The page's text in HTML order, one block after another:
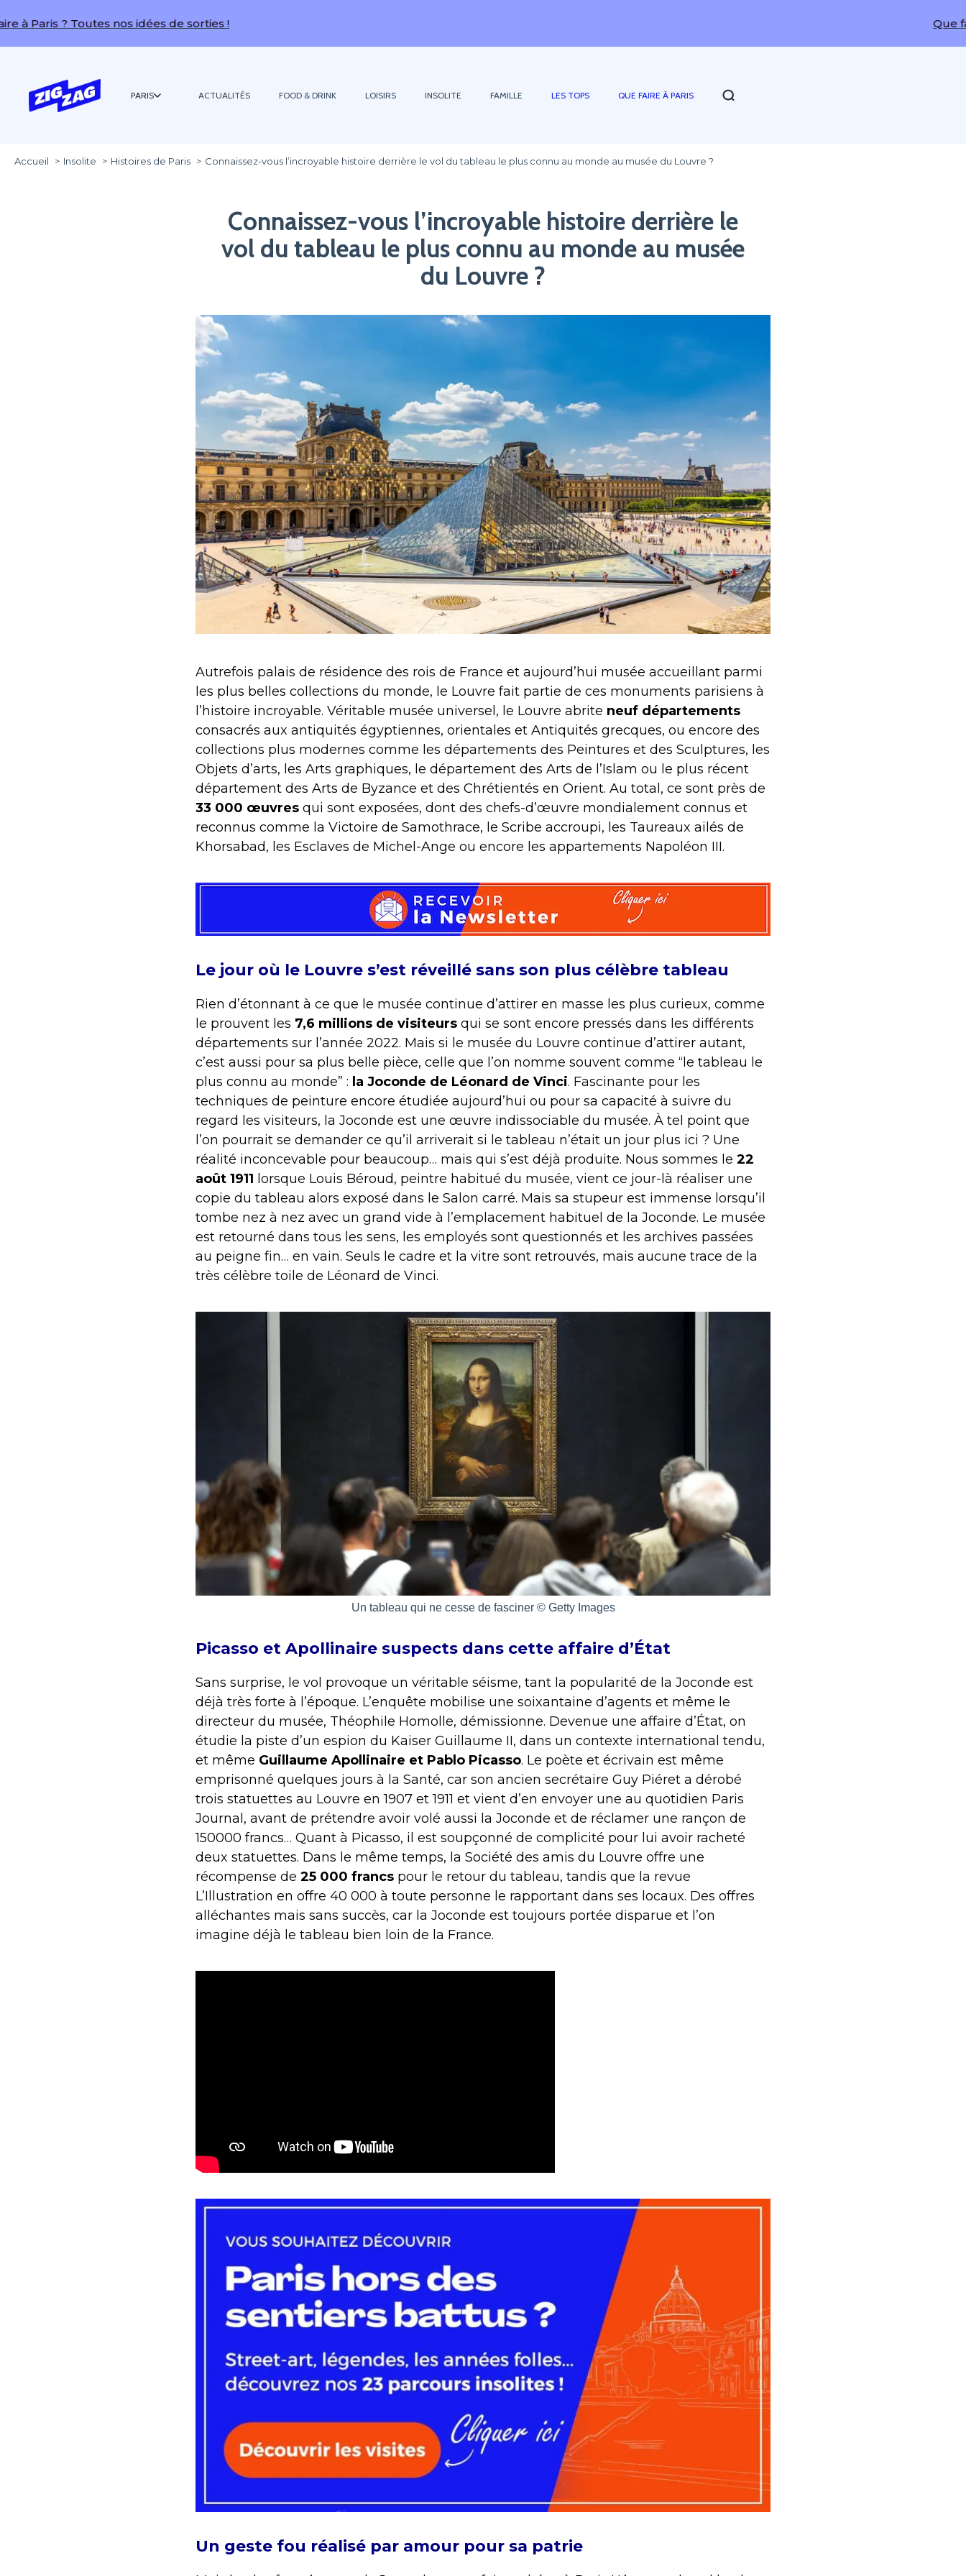
Toutes nos idées de sorties ! Que faire à
PARIS ACTUALITÉS FOOD & DRINK LOISIRS INSOLITE FAMILLE LES TOPS QUE FAIRE À PARIS
Accueil Insolite Histoires de Paris Connaissez-vous l’incroyable histoire derrière le vol du tableau le plus connu au monde au musée du Louvre ?
Connaissez-vous l’incroyable histoire derrière le
vol du tableau le plus connu au monde au musée
du Louvre ?
Autrefois palais de résidence des rois de France et aujourd’hui musée accueillant parmi
les plus belles collections du monde, le Louvre fait partie de ces monuments parisiens à
l’histoire incroyable. Véritable musée universel, le Louvre abrite neuf départements
consacrés aux antiquités égyptiennes, orientales et Antiquités grecques, ou encore des
collections plus modernes comme les départements des Peintures et des Sculptures, les
Objets d’arts, les Arts graphiques, le département des Arts de l’Islam ou le plus récent
département des Arts de Byzance et des Chrétientés en Orient. Au total, ce sont près de
33 000 œuvres qui sont exposées, dont des chefs-d’œuvre mondialement connus et
reconnus comme la Victoire de Samothrace, le Scribe accroupi, les Taureaux ailés de
Khorsabad, les Esclaves de Michel-Ange ou encore les appartements Napoléon III.
Le jour où le Louvre s’est réveillé sans son plus célèbre tableau
Rien d’étonnant à ce que le musée continue d’attirer en masse les plus curieux, comme
le prouvent les 7,6 millions de visiteurs qui se sont encore pressés dans les différents
départements sur l’année 2022. Mais si le musée du Louvre continue d’attirer autant,
c’est aussi pour sa plus belle pièce, celle que l’on nomme souvent comme “le tableau le
plus connu au monde” : la Joconde de Léonard de Vinci. Fascinante pour les
techniques de peinture encore étudiée aujourd’hui ou pour sa capacité à suivre du
regard les visiteurs, la Joconde est une œuvre indissociable du musée. À tel point que
l’on pourrait se demander ce qu’il arriverait si le tableau n’était un jour plus ici ? Une
réalité inconcevable pour beaucoup… mais qui s’est déjà produite. Nous sommes le 22
août 1911 lorsque Louis Béroud, peintre habitué du musée, vient ce jour-là réaliser une
copie du tableau alors exposé dans le Salon carré. Mais sa stupeur est immense lorsqu’il
tombe nez à nez avec un grand vide à l’emplacement habituel de la Joconde. Le musée
est retourné dans tous les sens, les employés sont questionnés et les archives passées
au peigne fin… en vain. Seuls le cadre et la vitre sont retrouvés, mais aucune trace de la
très célèbre toile de Léonard de Vinci.
Un tableau qui ne cesse de fasciner © Getty Images
Picasso et Apollinaire suspects dans cette affaire d’État
Sans surprise, le vol provoque un véritable séisme, tant la popularité de la Joconde est
déjà très forte à l’époque. L’enquête mobilise une soixantaine d’agents et même le
directeur du musée, Théophile Homolle, démissionne. Devenue une affaire d’État, on
étudie la piste d’un espion du Kaiser Guillaume II, dans un contexte international tendu,
et même Guillaume Apollinaire et Pablo Picasso. Le poète et écrivain est même
emprisonné quelques jours à la Santé, car son ancien secrétaire Guy Piéret a dérobé
trois statuettes au Louvre en 1907 et 1911 et vient d’en envoyer une au quotidien Paris
Journal, avant de prétendre avoir volé aussi la Joconde et de réclamer une rançon de
150000 francs… Quant à Picasso, il est soupçonné de complicité pour lui avoir racheté
deux statuettes. Dans le même temps, la Société des amis du Louvre offre une
récompense de 25 000 francs pour le retour du tableau, tandis que la revue
L’Illustration en offre 40 000 à toute personne le rapportant dans ses locaux. Des offres
alléchantes mais sans succès, car la Joconde est toujours portée disparue et l’on
imagine déjà le tableau bien loin de la France.
Un geste fou réalisé par amour pour sa patrie